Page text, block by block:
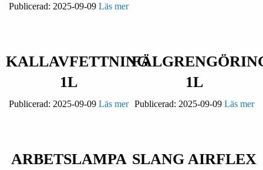
Publicerad: 2025-09-09 Läs mer
KALLAVFETTNING
1L
Publicerad: 2025-09-09 Läs mer
1L
Publicerad: 2025-09-09 Läs mer
ARBETSLAMPA SLANG AIRFLEX